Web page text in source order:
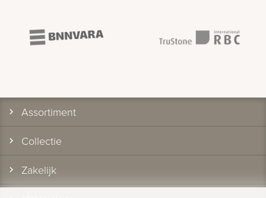
Assortiment
Collectie
Zakelijk